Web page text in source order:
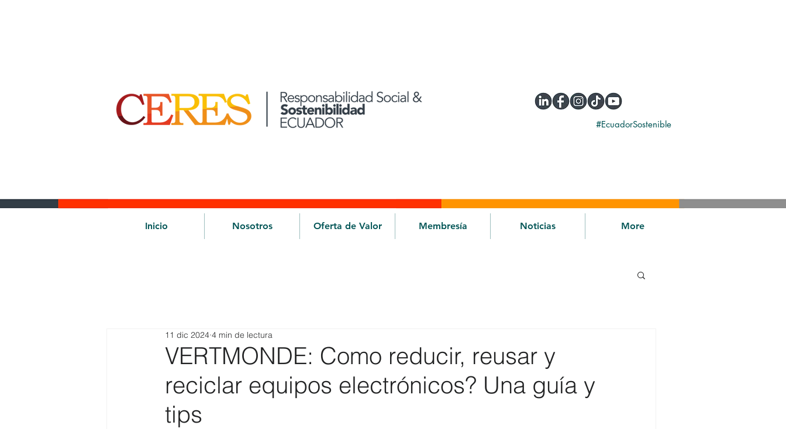
#EcuadorSostenible
Inicio Nosotros Oferta de Valor Membresía Noticias More
VERTMONDE: Como reducir, reusar y
reciclar equipos electrónicos? Una guía y
tips
11 dic 2024 4 min de lectura